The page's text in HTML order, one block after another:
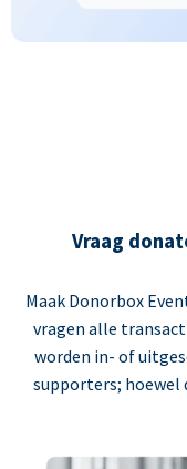
Vraag
Maak Donorbox
vragen alle
worden in- of
supporters; hoewel